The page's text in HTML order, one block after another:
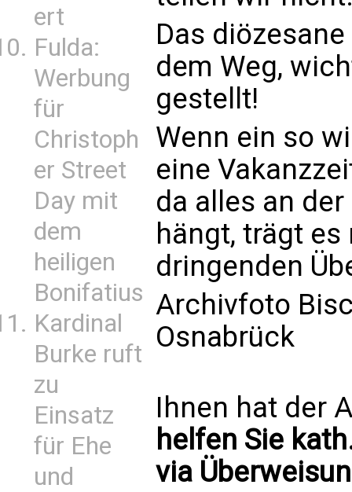
ert
Fulda:
Werbung
für
Christoph
er Street
Day mit
dem
heiligen
Bonifatius
Kardinal
Burke ruft
zu
Einsatz
für Ehe
und
Das
dem Weg,
gestellt!
Wenn ein so
eine
da alles an
hängt, trägt
dringenden
Archivfoto
Osnabrück
Ihnen hat der
helfen Sie
via